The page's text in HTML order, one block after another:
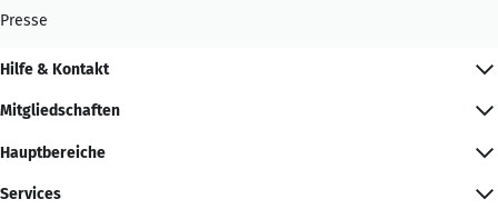
Presse
Hilfe & Kontakt
Mitgliedschaften
Hauptbereiche
Services